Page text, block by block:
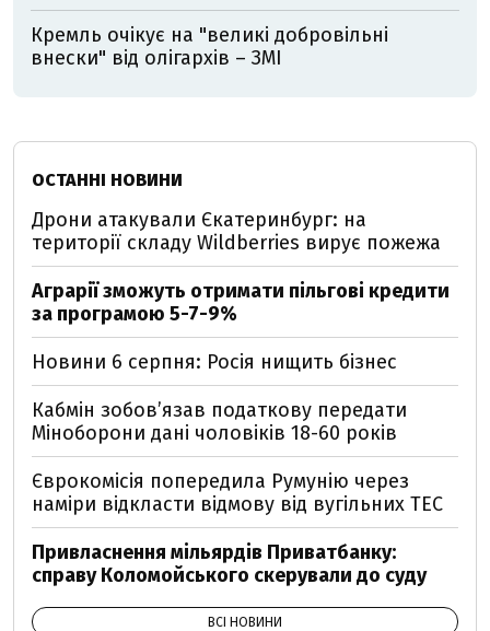
Кремль очікує на "великі добровільні
внески" від олігархів – ЗМІ
ОСТАННІ НОВИНИ
Дрони атакували Єкатеринбург: на
території складу Wildberries вирує пожежа
Аграрії зможуть отримати пільгові кредити
за програмою 5-7-9%
Новини 6 серпня: Росія нищить бізнес
Кабмін зобовʼязав податкову передати
Міноборони дані чоловіків 18-60 років
Єврокомісія попередила Румунію через
наміри відкласти відмову від вугільних ТЕС
Привласнення мільярдів Приватбанку:
справу Коломойського скерували до суду
ВСІ НОВИНИ